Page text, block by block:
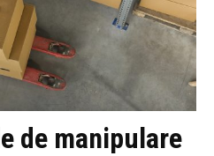
de manipulare